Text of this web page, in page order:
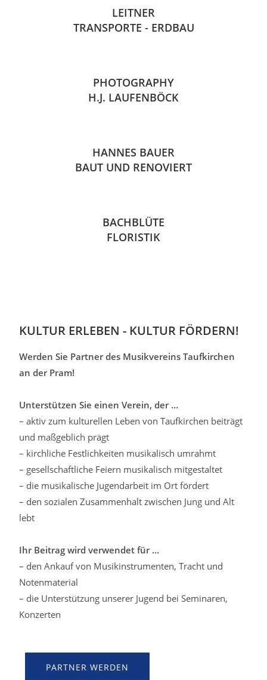
LEITNER
TRANSPORTE - ERDBAU
PHOTOGRAPHY
H.J. LAUFENBÖCK
HANNES BAUER
BAUT UND RENOVIERT
BACHBLÜTE
FLORISTIK
KULTUR ERLEBEN - KULTUR FÖRDERN!
Werden Sie Partner des Musikvereins Taufkirchen
an der Pram!
Unterstützen Sie einen Verein, der …
– aktiv zum kulturellen Leben von Taufkirchen beiträgt
und maßgeblich prägt
– kirchliche Festlichkeiten musikalisch umrahmt
– gesellschaftliche Feiern musikalisch mitgestaltet
– die musikalische Jugendarbeit im Ort fördert
– den sozialen Zusammenhalt zwischen Jung und Alt
lebt
Ihr Beitrag wird verwendet für …
– den Ankauf von Musikinstrumenten, Tracht und
Notenmaterial
– die Unterstützung unserer Jugend bei Seminaren,
Konzerten
PARTNER WERDEN